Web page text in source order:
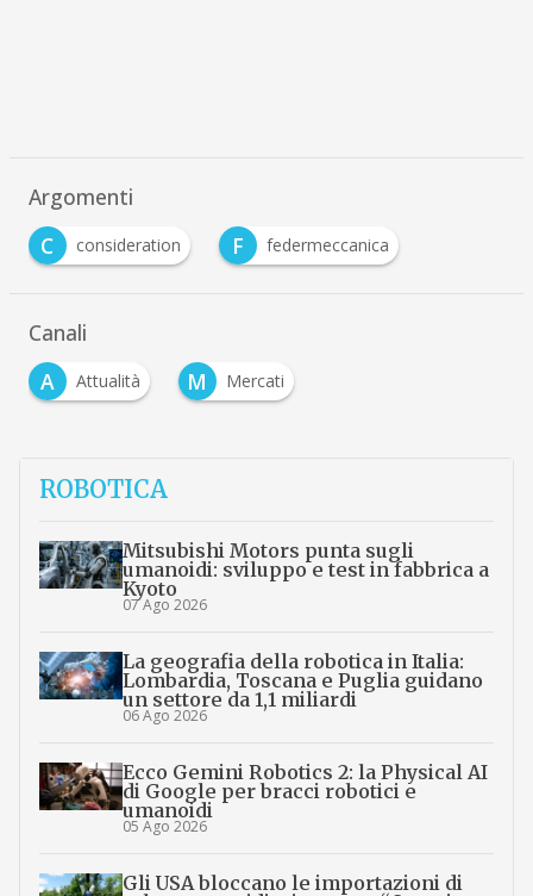
Argomenti
C
consideration F federmeccanica
Canali
A
Attualità M Mercati
ROBOTICA
Mitsubishi Motors punta sugli
umanoidi: sviluppo e test in fabbrica a
Kyoto
07 Ago 2026
La geografia della robotica in Italia:
Lombardia, Toscana e Puglia guidano
un settore da 1,1 miliardi
06 Ago 2026
Ecco Gemini Robotics 2: la Physical AI
di Google per bracci robotici e
umanoidi
05 Ago 2026
Gli USA bloccano le importazioni di